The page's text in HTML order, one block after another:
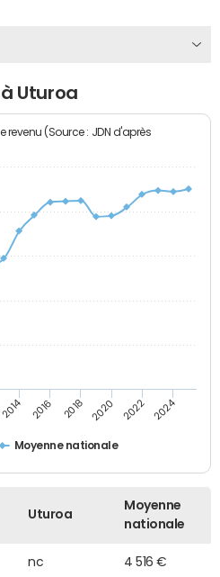
Uturoa
revenu (Source : JDN d'après
Moyenne nationale
2014 2016 2018 2020 2022 2024
Uturoa
Moyenne
nationale
nc 4 516 €